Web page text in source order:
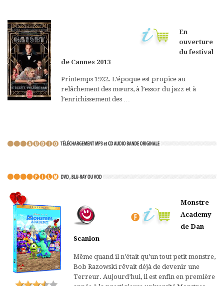
En
ouverture
du festival
de Cannes 2013
Printemps 1922. L’époque est propice au
relâchement des mœurs, à l’essor du jazz et à
l’enrichissement des …
Monstre
Academy
de Dan
Scanlon
Même quand il n’était qu’un tout petit monstre,
Bob Razowski rêvait déjà de devenir une
Terreur. Aujourd’hui, il est enfin en première